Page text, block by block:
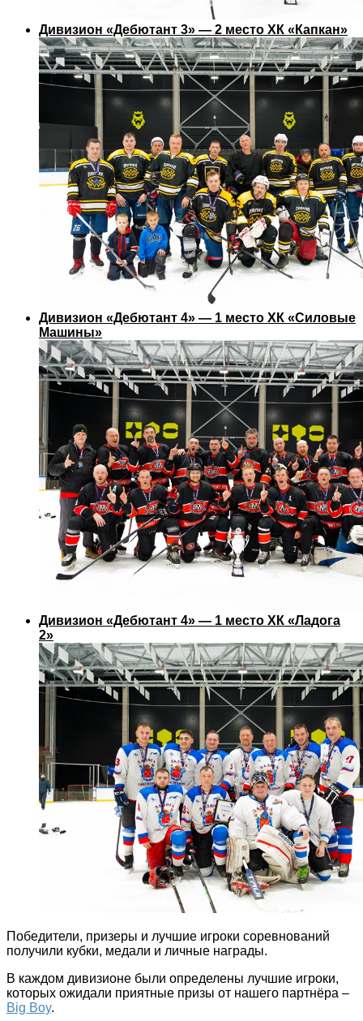
Дивизион «Дебютант 3» — 2 место ХК «Капкан»
Дивизион «Дебютант 4» — 1 место ХК «Силовые
Машины»
Дивизион «Дебютант 4» — 1 место ХК «Ладога
2»
Победители, призеры и лучшие игроки соревнований
получили кубки, медали и личные награды.
В каждом дивизионе были определены лучшие игроки,
которых ожидали приятные призы от нашего партнёра –
Big Boy.